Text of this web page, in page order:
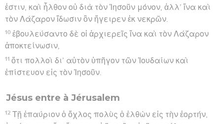
ἐστιν, καὶ ἦλθον οὐ διὰ τὸν Ἰησοῦν μόνον, ἀλλ’ ἵνα καὶ
τὸν Λάζαρον ἴδωσιν ὃν ἤγειρεν ἐκ νεκρῶν.
10 ἐβουλεύσαντο δὲ οἱ ἀρχιερεῖς ἵνα καὶ τὸν Λάζαρον
ἀποκτείνωσιν,
11 ὅτι πολλοὶ δι’ αὐτὸν ὑπῆγον τῶν Ἰουδαίων καὶ
ἐπίστευον εἰς τὸν Ἰησοῦν.
Jésus entre à Jérusalem
12 Τῇ ἐπαύριον ὁ ὄχλος πολὺς ὁ ἐλθὼν εἰς τὴν ἑορτήν,